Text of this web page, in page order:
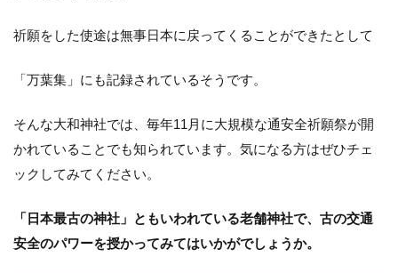
祈願をした使途は無事日本に戻ってくることができたとして
「万葉集」にも記録されているそうです。
そんな大和神社では、毎年11月に大規模な通安全祈願祭が開
かれていることでも知られています。気になる方はぜひチェ
ックしてみてください。
「日本最古の神社」ともいわれている老舗神社で、古の交通
安全のパワーを授かってみてはいかがでしょうか。